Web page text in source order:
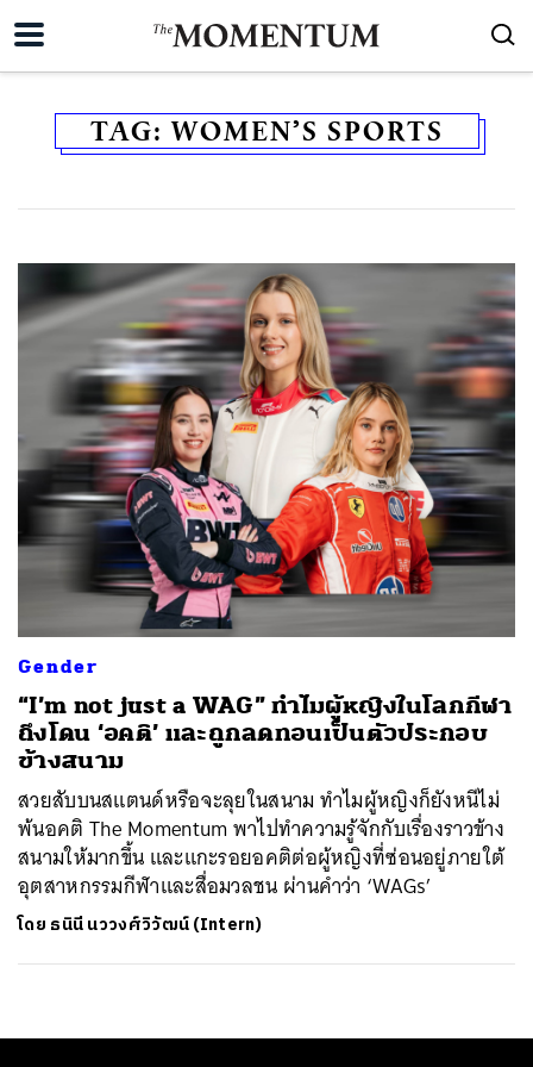
TAG:WOMEN’S SPORTS
Gender
“I’m not just a WAG” ทำไมผู้หญิงในโลกกีฬา
ถึงโดน ‘อคติ’ และถูกลดทอนเป็นตัวประกอบ
ข้างสนาม
สวยสับบนสแตนด์หรือจะลุยในสนาม ทำไมผู้หญิงก็ยังหนีไม่
พ้นอคติ The Momentum พาไปทำความรู้จักกับเรื่องราวข้าง
สนามให้มากขึ้น และแกะรอยอคติต่อผู้หญิงที่ซ่อนอยู่ภายใต้
อุตสาหกรรมกีฬาและสื่อมวลชน ผ่านคำว่า ‘WAGs’
โดย ธนินี นววงศ์วิวัฒน์ (Intern)
SHARE TWEET LINE EMAIL